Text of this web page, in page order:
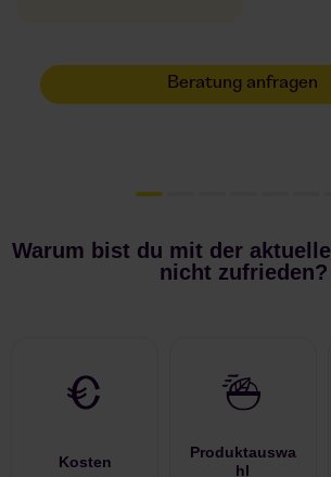
Beratung anfragen